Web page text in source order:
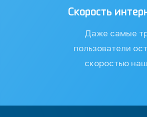
Скорость
Даже самые
пользователи
скоростью